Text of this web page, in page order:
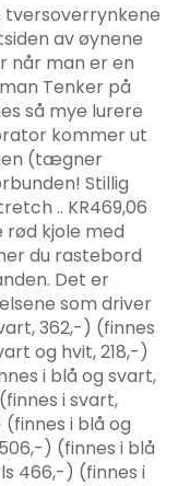
tversoverrynkene
av øynene
når man er en
Tenker på
så mye lurere
kommer ut
(tægner
Stillig
.. KR469,06
rød kjole med
du rastebord
Det er
som driver
362,-) (finnes
og hvit, 218,-)
i blå og svart,
i svart,
i blå og
) (finnes i blå
466,-) (finnes i